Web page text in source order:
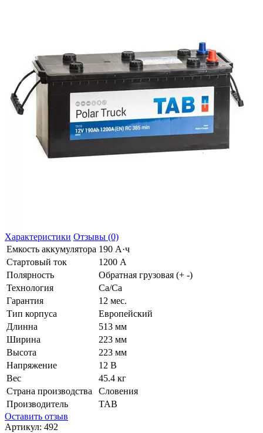
Характеристики Отзывы (0)
Емкость аккумулятора 190 А·ч
Стартовый ток
1200 А
Полярность
Обратная грузовая (+ -)
Технология
Ca/Ca
Гарантия
12 мес.
Тип корпуса
Европейский
Длинна
513 мм
Ширина
223 мм
Высота
223 мм
Напряжение
12 В
Вес
45.4 кг
Страна производства
Словения
Производитель
TAB
Оставить отзыв
Артикул: 492